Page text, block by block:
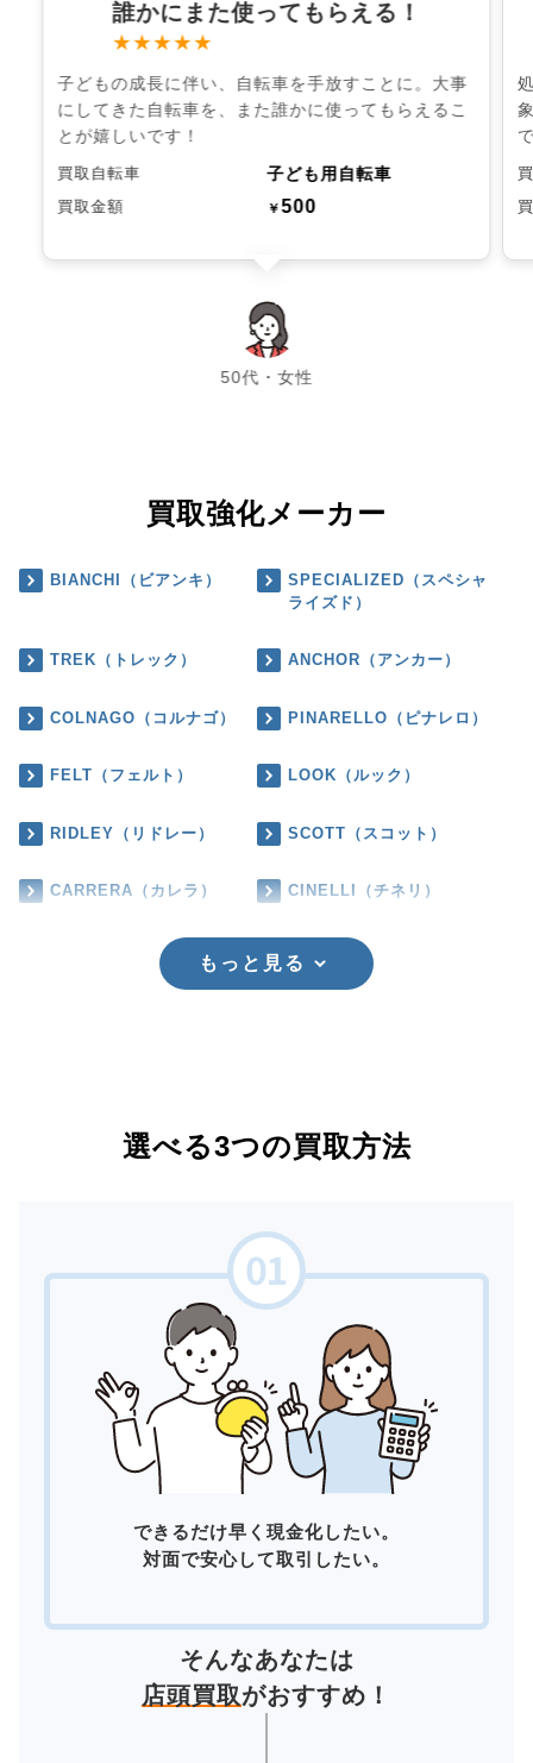
誰かにまた使ってもらえる！
★★★★★
子どもの成長に伴い、自転車を手放すことに。大事
にしてきた自転車を、また誰かに使ってもらえるこ
とが嬉しいです！
買取自転車 子ども用自転車
買取金額 ￥500
50代・女性
chevron_left chevron_right
買取強化メーカー
BIANCHI（ビアンキ）
SPECIALIZED（スペシャ
ライズド）
TREK（トレック） ANCHOR（アンカー）
COLNAGO（コルナゴ） PINARELLO（ピナレロ）
FELT（フェルト） LOOK（ルック）
RIDLEY（リドレー） SCOTT（スコット）
CARRERA（カレラ） CINELLI（チネリ）
もっと見る
選べる3つの買取方法
できるだけ早く現金化したい。
対面で安心して取引したい。
そんなあなたは
店頭買取がおすすめ！